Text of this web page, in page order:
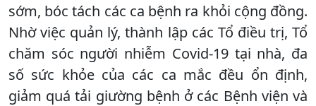
sớm, bóc tách các ca bệnh ra khỏi cộng đồng.
Nhờ việc quản lý, thành lập các Tổ điều trị, Tổ
chăm sóc người nhiễm Covid-19 tại nhà, đa
số sức khỏe của các ca mắc đều ổn định,
giảm quá tải giường bệnh ở các Bệnh viện và